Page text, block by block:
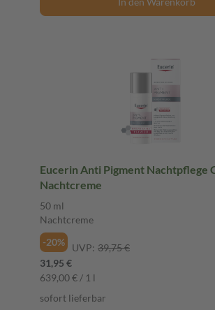
Eucerin Anti Pigment Nachtpflege
Nachtcreme
50 ml
Nachtcreme
-20%
UVP: 39,75 €
31,95 €
639,00 € / 1 l
sofort lieferbar